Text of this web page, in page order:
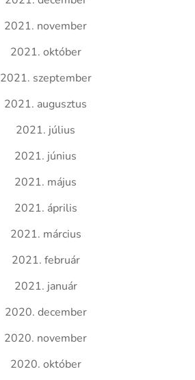
2021. november
2021. október
2021. szeptember
2021. augusztus
2021. július
2021. június
2021. május
2021. április
2021. március
2021. február
2021. január
2020. december
2020. november
2020. október